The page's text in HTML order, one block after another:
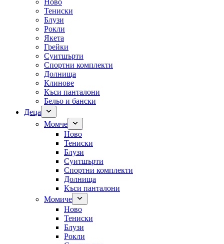
Ново
Тениски
Блузи
Рокли
Якета
Грейки
Суитшърти
Спортни комплекти
Долнища
Клинове
Къси панталони
Бельо и бански
Деца
Момче
Ново
Тениски
Блузи
Суитшърти
Спортни комплекти
Долнища
Къси панталони
Момиче
Ново
Тениски
Блузи
Рокли